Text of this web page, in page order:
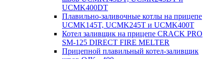
UCMK400DT
Плавильно-заливочные котлы на прицепе
UCMK145T, UCMK245T и UCMK400T
Котел заливщик на прицепе CRACK PRO
SM-125 DIRECT FIRE MELTER
Прицепной плавильный котел-заливщик